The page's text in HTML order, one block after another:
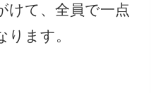
けて、全員で一点
ます。